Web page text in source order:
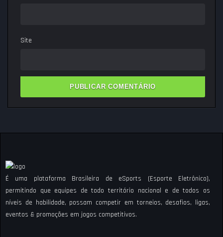
Site
É uma plataforma Brasileira de eSports (Esporte Eletrônico),
permitindo que equipes de todo território nacional e de todos os
níveis de habilidade, possam competir em torneios, desafios, ligas,
eventos & promoções em jogos competitivos.